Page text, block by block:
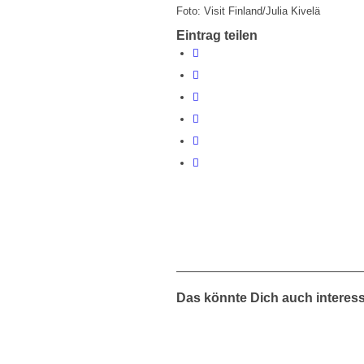
Foto: Visit Finland/Julia Kivelä
Eintrag teilen
Das könnte Dich auch